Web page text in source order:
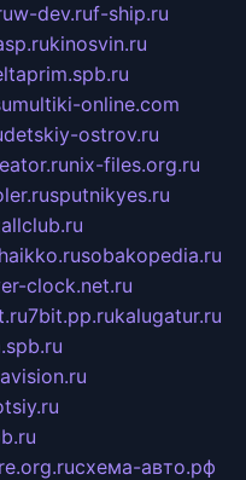
w-dev.ruf-ship.ru
kinosvin.ru
multiki-online.com
detskiy-ostrov.ru
nix-files.org.ru
sputnikyes.ru
haikko.rusobakopedia.ru
clock.net.ru
7bit.pp.rukalugatur.ru
схема-авто.рф